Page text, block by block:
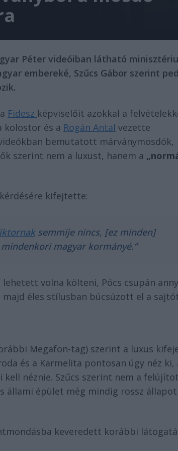
Péter videóiban látható
embereké, Szűcs Gábor szerint
Fidesz képviselőit azokkal a
és a Rogán Antal vezette
bemutatott márványmosdók,
szerint nem a luxust, hanem a
kifejtette:
semmije nincs, [ez minden]
magyar kormányé.”
volna költeni, Pócs csupán
majd éles stílusban búcsúzott el a
Megafon-tag) szerint a luxus
és a Karmelita pontosan úgy néz ki,
néznie. Szűcs szerint nem a
állami épület még mindig rossz
keveredett korábbi